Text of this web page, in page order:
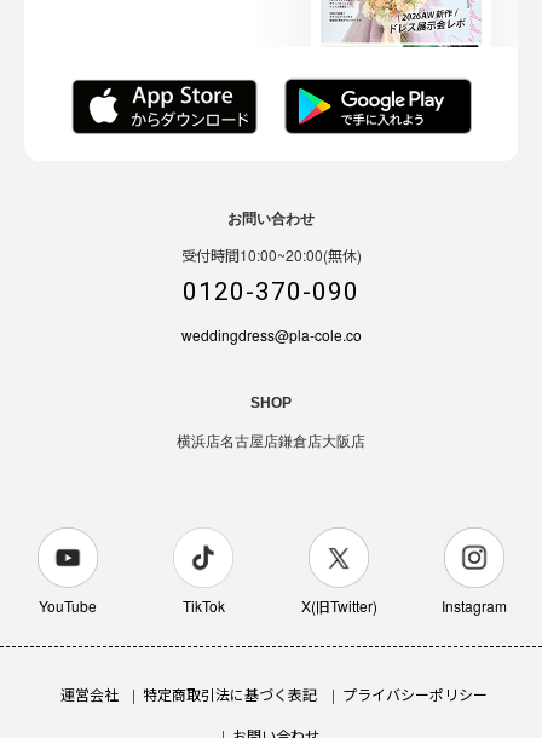
お問い合わせ
受付時間10:00~20:00(無休)
0120-370-090
weddingdress@pla-cole.co
SHOP
横浜店名古屋店鎌倉店大阪店
YouTube TikTok X(旧Twitter) Instagram
運営会社 特定商取引法に基づく表記
プライバシーポリシー